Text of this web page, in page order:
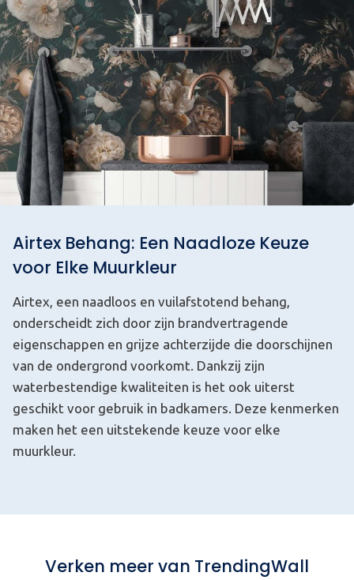
Airtex Behang: Een Naadloze Keuze
voor Elke Muurkleur
Airtex, een naadloos en vuilafstotend behang,
onderscheidt zich door zijn brandvertragende
eigenschappen en grijze achterzijde die doorschijnen
van de ondergrond voorkomt. Dankzij zijn
waterbestendige kwaliteiten is het ook uiterst
geschikt voor gebruik in badkamers. Deze kenmerken
maken het een uitstekende keuze voor elke
muurkleur.
Verken meer van TrendingWall